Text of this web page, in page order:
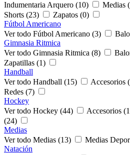
Indumentaria Arquero (10)
Medias
Shorts (23)
Zapatos (0)
Fútbol Americano
Ver todo Fútbol Americano (3)
Gimnasia Ritmica
Ver todo Gimnasia Ritmica (8)
Zapatillas (1)
Handball
Ver todo Handball (15)
Accesorios
Redes (7)
Hockey
Ver todo Hockey (44)
Accesorios
(24)
Medias
Ver todo Medias (13)
Medias
Natación